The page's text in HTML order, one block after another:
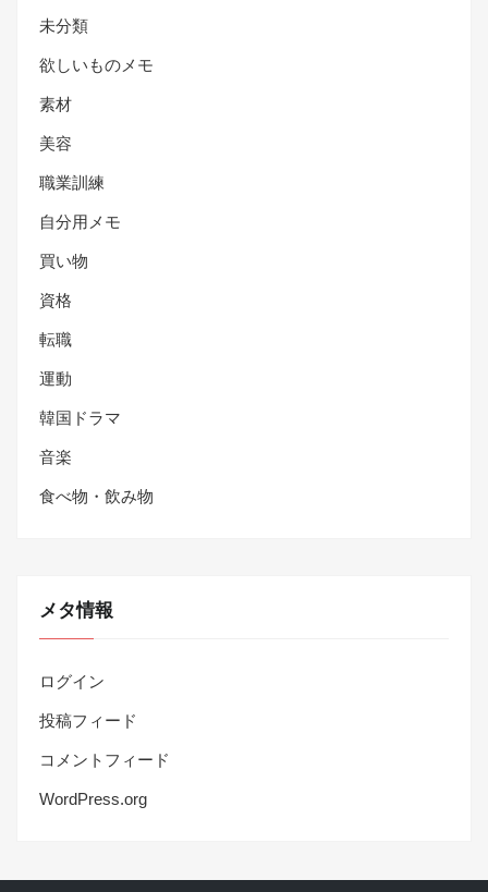
未分類
欲しいものメモ
素材
美容
職業訓練
自分用メモ
買い物
資格
転職
運動
韓国ドラマ
音楽
食べ物・飲み物
メタ情報
ログイン
投稿フィード
コメントフィード
WordPress.org